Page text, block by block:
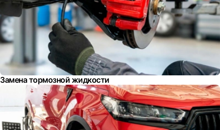
Замена тормозной жидкости